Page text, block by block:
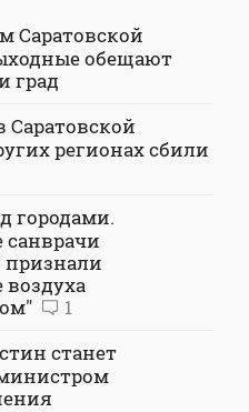
Саратовской
обещают
град
Саратовской
регионах сбили
городами.
санврачи
воздуха
1
станет